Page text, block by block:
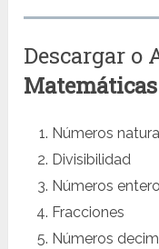
Descargar o
Matemáticas
Números
Divisibilidad
Números
Fracciones
Números